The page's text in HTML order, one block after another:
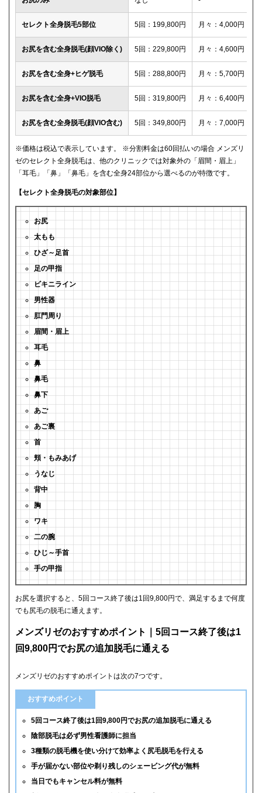
セレクト全身脱毛5部位 5回：199,800円 月々：4,000円
お尻を含む全身脱毛(顔VIO除く) 5回：229,800円 月々：4,600円
お尻を含む全身+ヒゲ脱毛 5回：288,800円 月々：5,700円
お尻を含む全身+VIO脱毛 5回：319,800円 月々：6,400円
お尻を含む全身脱毛(顔VIO含む) 5回：349,800円 月々：7,000円
※価格は税込で表示しています。 ※分割料金は60回払いの場合 メンズリ
ゼのセレクト全身脱毛は、他のクリニックでは対象外の「眉間・眉上」
「耳毛」「鼻」「鼻毛」を含む全身24部位から選べるのが特徴です。
【セレクト全身脱毛の対象部位】
お尻
太もも
ひざ～足首
足の甲指
ビキニライン
男性器
肛門周り
眉間・眉上
耳毛
鼻
鼻毛
鼻下
あご
あご裏
首
頬・もみあげ
うなじ
背中
胸
ワキ
二の腕
ひじ～手首
手の甲指
お尻を選択すると、5回コース終了後は1回9,800円で、満足するまで何度
でも尻毛の脱毛に通えます。
メンズリゼのおすすめポイント｜5回コース終了後は1
回9,800円でお尻の追加脱毛に通える
メンズリゼのおすすめポイントは次の7つです。
おすすめポイント
5回コース終了後は1回9,800円でお尻の追加脱毛に通える
陰部脱毛は必ず男性看護師に担当
3種類の脱毛機を使い分けて効率よく尻毛脱毛を行える
手が届かない部位や剃り残しのシェービング代が無料
当日でもキャンセル料が無料